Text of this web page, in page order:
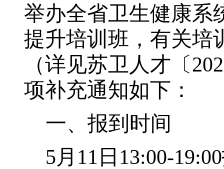
举办全省卫生健康系
提升培训班，有关培
（详见苏卫人才〔202
项补充通知如下：
一、 报到 时间
5月 11 日 13:00-19:00